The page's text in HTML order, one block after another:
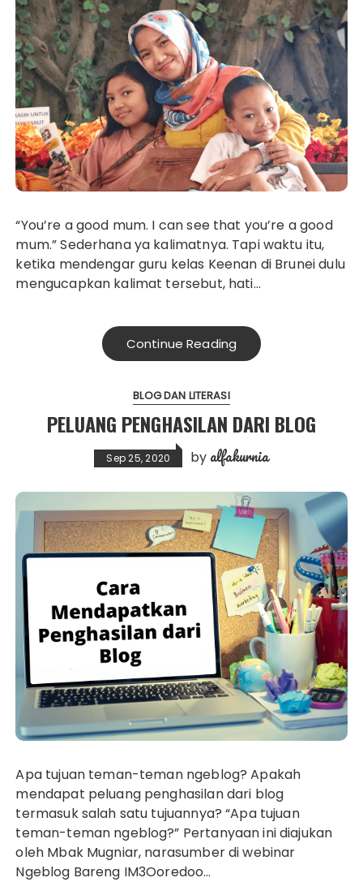
“You’re a good mum. I can see that you’re a good
mum.” Sederhana ya kalimatnya. Tapi waktu itu,
ketika mendengar guru kelas Keenan di Brunei dulu
mengucapkan kalimat tersebut, hati…
Continue Reading
BLOG DAN LITERASI
PELUANG PENGHASILAN DARI BLOG
Sep 25, 2020 by alfakurnia
Apa tujuan teman-teman ngeblog? Apakah
mendapat peluang penghasilan dari blog
termasuk salah satu tujuannya? “Apa tujuan
teman-teman ngeblog?” Pertanyaan ini diajukan
oleh Mbak Mugniar, narasumber di webinar
Ngeblog Bareng IM3Ooredoo…